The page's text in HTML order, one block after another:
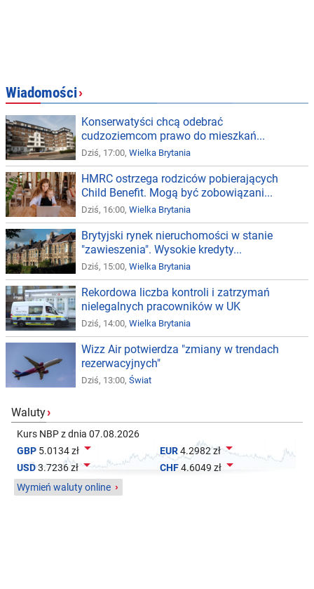
Wiadomości›
Konserwatyści chcą odebrać
cudzoziemcom prawo do mieszkań...
Dziś, 17:00, Wielka Brytania
HMRC ostrzega rodziców pobierających
Child Benefit. Mogą być zobowiązani...
Dziś, 16:00, Wielka Brytania
Brytyjski rynek nieruchomości w stanie
"zawieszenia". Wysokie kredyty...
Dziś, 15:00, Wielka Brytania
Rekordowa liczba kontroli i zatrzymań
nielegalnych pracowników w UK
Dziś, 14:00, Wielka Brytania
Wizz Air potwierdza "zmiany w trendach
rezerwacyjnych"
Dziś, 13:00, Świat
Waluty›
Kurs NBP z dnia 07.08.2026
GBP 5.0134 zł  EUR4.2982 zł
USD3.7236 zł CHF4.6049 zł 
Wymień waluty online ›